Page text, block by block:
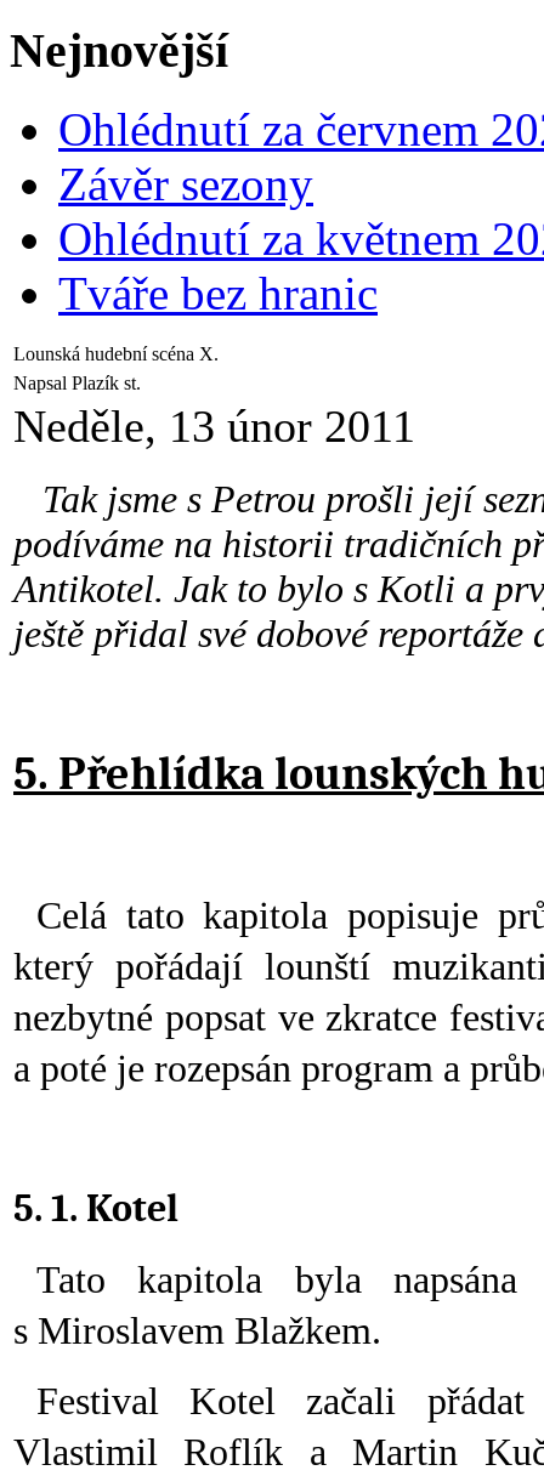
Nejnovější
Ohlédnutí za červnem
Závěr sezony
Ohlédnutí za květnem
Tváře bez hranic
Lounská hudební scéna X.
Napsal Plazík st.
Neděle, 13 únor 2011
Tak jsme s Petrou prošli její
podíváme na historii tradičních
Antikotel. Jak to bylo s Kotli a
ještě přidal své dobové
5. Přehlídka lounských
Celá tato kapitola popisuje
který pořádají lounští
nezbytné popsat ve zkratce
a poté je rozepsán program a
5. 1. Kotel
Tato kapitola byla
s Miroslavem Blažkem.
Festival Kotel začali
Vlastimil Roflík a Martin